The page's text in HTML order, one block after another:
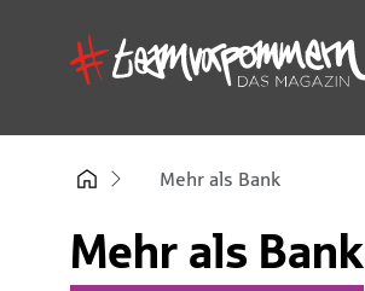
Mehr als Bank
Mehr als Bank